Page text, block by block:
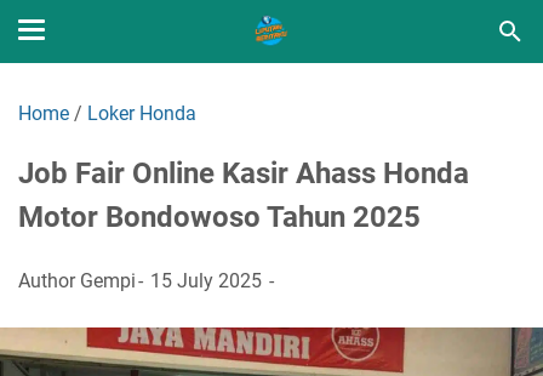
Home / Loker Honda
Job Fair Online Kasir Ahass Honda
Motor Bondowoso Tahun 2025
Author Gempi 15 July 2025